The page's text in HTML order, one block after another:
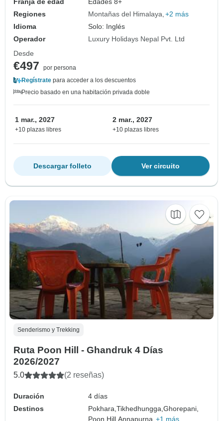
Regiones
Montañas del Himalaya +2 más
Idioma
Solo: Inglés
Operador
Luxury Holidays Nepal Pvt. Ltd
Desde
€497
por persona
Regístrate para acceder a los descuentos
Precio basado en una habitación privada doble
1 mar., 2027
+10 plazas libres
2 mar., 2027
+10 plazas libres
Ver circuito
Descargar folleto
Senderismo y Trekking
Ruta Poon Hill - Ghandruk 4 Días
2026/2027
5.0 (2 reseñas)
Duración
4 días
Destinos
Pokhara,Tikhedhungga,Ghorepani,
Poon Hill,Annapurna, +1 más